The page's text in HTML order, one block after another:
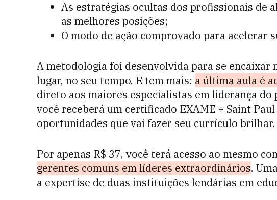
As estratégias ocultas dos profissionais de
as melhores posições;
O modo de ação comprovado para acelerar
A metodologia foi desenvolvida para se encaixar
lugar, no seu tempo. E tem mais: a última aula é
direto aos maiores especialistas em liderança do
você receberá um certificado EXAME + Saint
oportunidades que vai fazer seu currículo brilhar.
Por apenas R$ 37, você terá acesso ao mesmo
gerentes comuns em líderes extraordinários.
a expertise de duas instituições lendárias em